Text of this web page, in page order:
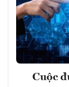
Cuộc